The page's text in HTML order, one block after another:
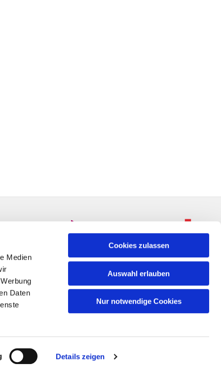
Medien
Daten
Details zeigen
Cookies zulassen
Auswahl erlauben
Nur notwendige Cookies